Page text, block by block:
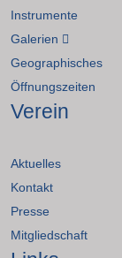
Instrumente
Galerien
Geographisches
Öffnungszeiten
Verein
Aktuelles
Kontakt
Presse
Mitgliedschaft